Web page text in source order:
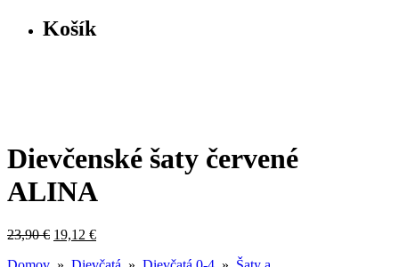
Košík
Dievčenské šaty červené
ALINA
23,90€ 19,12 €